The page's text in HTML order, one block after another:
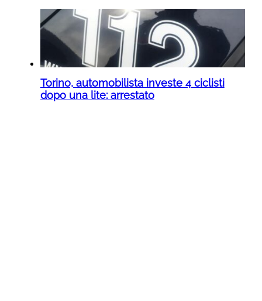
Torino, automobilista investe 4 ciclisti
dopo una lite: arrestato